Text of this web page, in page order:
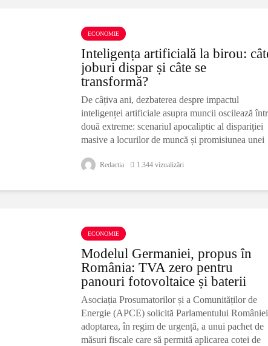
ECONOMIE
Inteligența artificială la birou:
joburi dispar și câte se
transformă?
De câțiva ani, dezbaterea despre impactul
inteligenței artificiale asupra muncii oscilează
două extreme: scenariul apocaliptic al dispariției
masive a locurilor de muncă și promisiunea unei
Redactia 1.344 vizualizări
ECONOMIE
Modelul Germaniei, propus în
România: TVA zero pentru
panouri fotovoltaice și baterii
Asociația Prosumatorilor și a Comunităților de
Energie (APCE) solicită Parlamentului României
adoptarea, în regim de urgență, a unui pachet de
măsuri fiscale care să permită aplicarea cotei de